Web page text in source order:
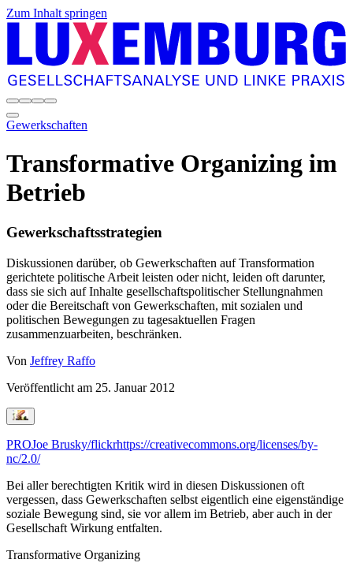
Zum Inhalt springen
Gewerkschaften
Transformative Organizing im
Betrieb
Gewerkschaftsstrategien
Diskussionen darüber, ob Gewerkschaften auf Transformation
gerichtete politische Arbeit leisten oder nicht, leiden oft darunter,
dass sie sich auf Inhalte gesellschaftspolitischer Stellungnahmen
oder die Bereitschaft von Gewerkschaften, mit sozialen und
politischen Bewegungen zu tagesaktuellen Fragen
zusammenzuarbeiten, beschränken.
Von Jeffrey Raffo
Veröffentlicht am 25. Januar 2012
PROJoe Brusky/flickrhttps://creativecommons.org/licenses/by-
nc/2.0/
Bei aller berechtigten Kritik wird in diesen Diskussionen oft
vergessen, dass Gewerkschaften selbst eigentlich eine eigenständige
soziale Bewegung sind, sie vor allem im Betrieb, aber auch in der
Gesellschaft Wirkung entfalten.
Transformative Organizing